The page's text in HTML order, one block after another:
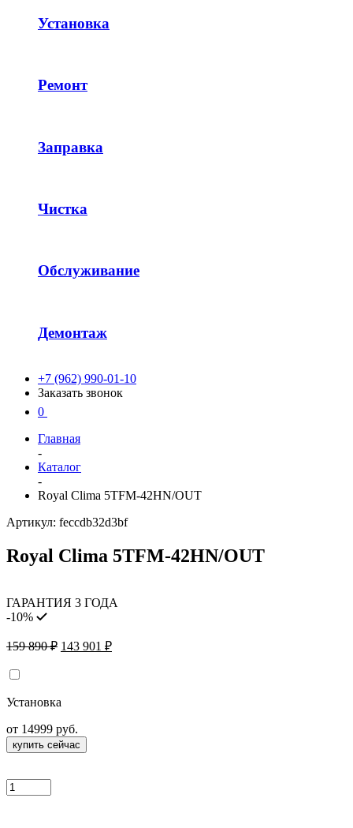
Установка
Ремонт
Заправка
Чистка
Обслуживание
Демонтаж
+7 (962) 990-01-10
Заказать звонок
0
Главная
-
Каталог
-
Royal Clima 5TFM-42HN/OUT
Артикул: feccdb32d3bf
Royal Clima 5TFM-42HN/OUT
ГАРАНТИЯ 3 ГОДА
-10%
159 890₽ Первоначальная
890 ₽.
143 901 ₽Текущая
Установка
от 14999 руб.
купить сейчас